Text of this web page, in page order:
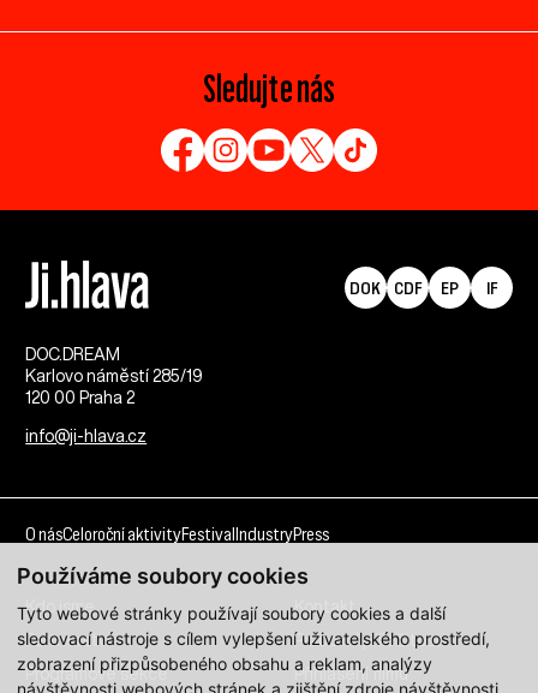
Používáme soubory cookies
Tyto webové stránky používají soubory cookies a další
sledovací nástroje s cílem vylepšení uživatelského prostředí,
zobrazení přizpůsobeného obsahu a reklam, analýzy
návštěvnosti webových stránek a zjištění zdroje návštěvnosti.
Sledujte nás
DOC.DREAM​
Karlovo náměstí 285/19
120 00 Praha 2
info@ji-hlava.cz
DOK CDF EP IF
O násCeloroční aktivityFestival IndustryPress
Kdo jsme
Kontakt
Partnerství
Pracovní příležitosti
Programové sekce
Přihlášení filmu